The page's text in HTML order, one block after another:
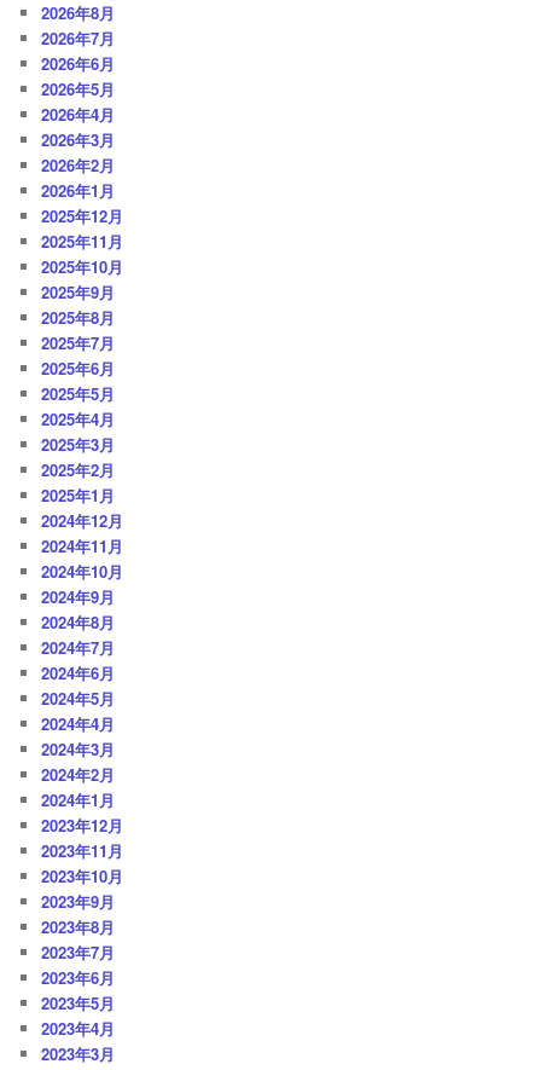
2026年8月
2026年7月
2026年6月
2026年5月
2026年4月
2026年3月
2026年2月
2026年1月
2025年12月
2025年11月
2025年10月
2025年9月
2025年8月
2025年7月
2025年6月
2025年5月
2025年4月
2025年3月
2025年2月
2025年1月
2024年12月
2024年11月
2024年10月
2024年9月
2024年8月
2024年7月
2024年6月
2024年5月
2024年4月
2024年3月
2024年2月
2024年1月
2023年12月
2023年11月
2023年10月
2023年9月
2023年8月
2023年7月
2023年6月
2023年5月
2023年4月
2023年3月